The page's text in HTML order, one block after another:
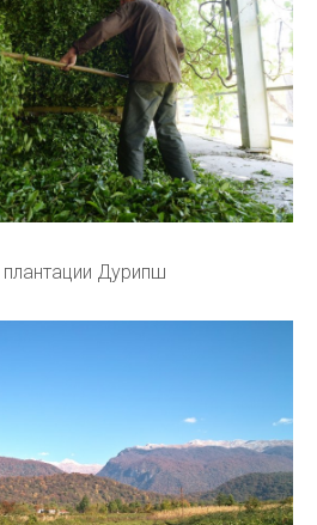
Дурипш